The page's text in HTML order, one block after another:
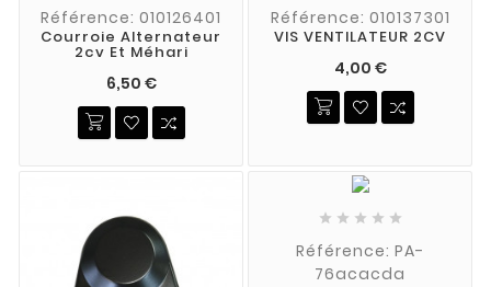
Référence: 010126401
Courroie Alternateur
2cv Et Méhari
6,50 €
Référence: 010137301
VIS VENTILATEUR 2CV
4,00 €
    
Référence: PA-
76acacda